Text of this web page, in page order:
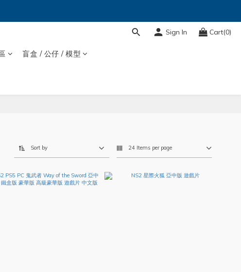
Sign In Cart(0)
盲盒 / 公仔 / 模型
Sort by 24 Items per page